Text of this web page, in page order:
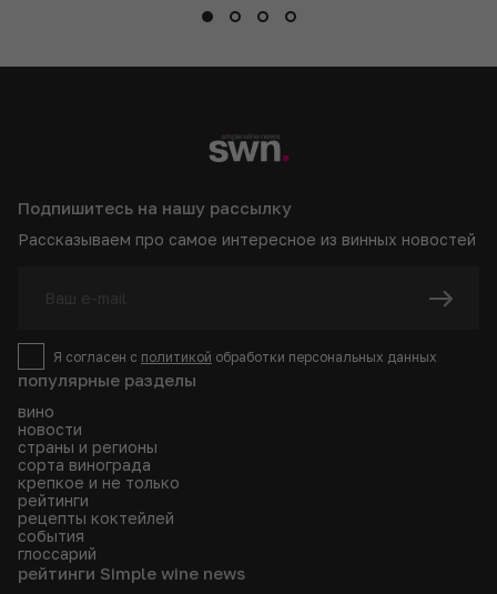
популярные разделы
вино
новости
страны и регионы
сорта винограда
крепкое и не только
рейтинги
рецепты коктейлей
события
глоссарий
рейтинги Simple wine news
Подпишитесь на нашу рассылку
Рассказываем про самое интересное из винных новостей
Я согласен с политикой обработки персональных данных